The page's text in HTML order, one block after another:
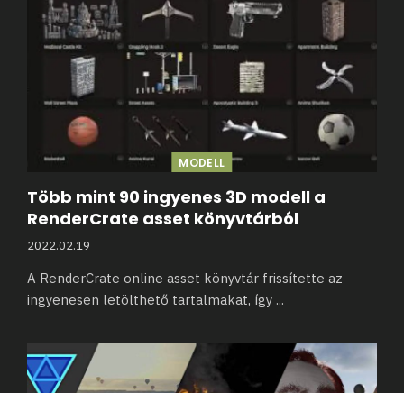
MODELL
Több mint 90 ingyenes 3D modell a
RenderCrate asset könyvtárból
2022.02.19
A RenderCrate online asset könyvtár frissítette az
ingyenesen letölthető tartalmakat, így ...